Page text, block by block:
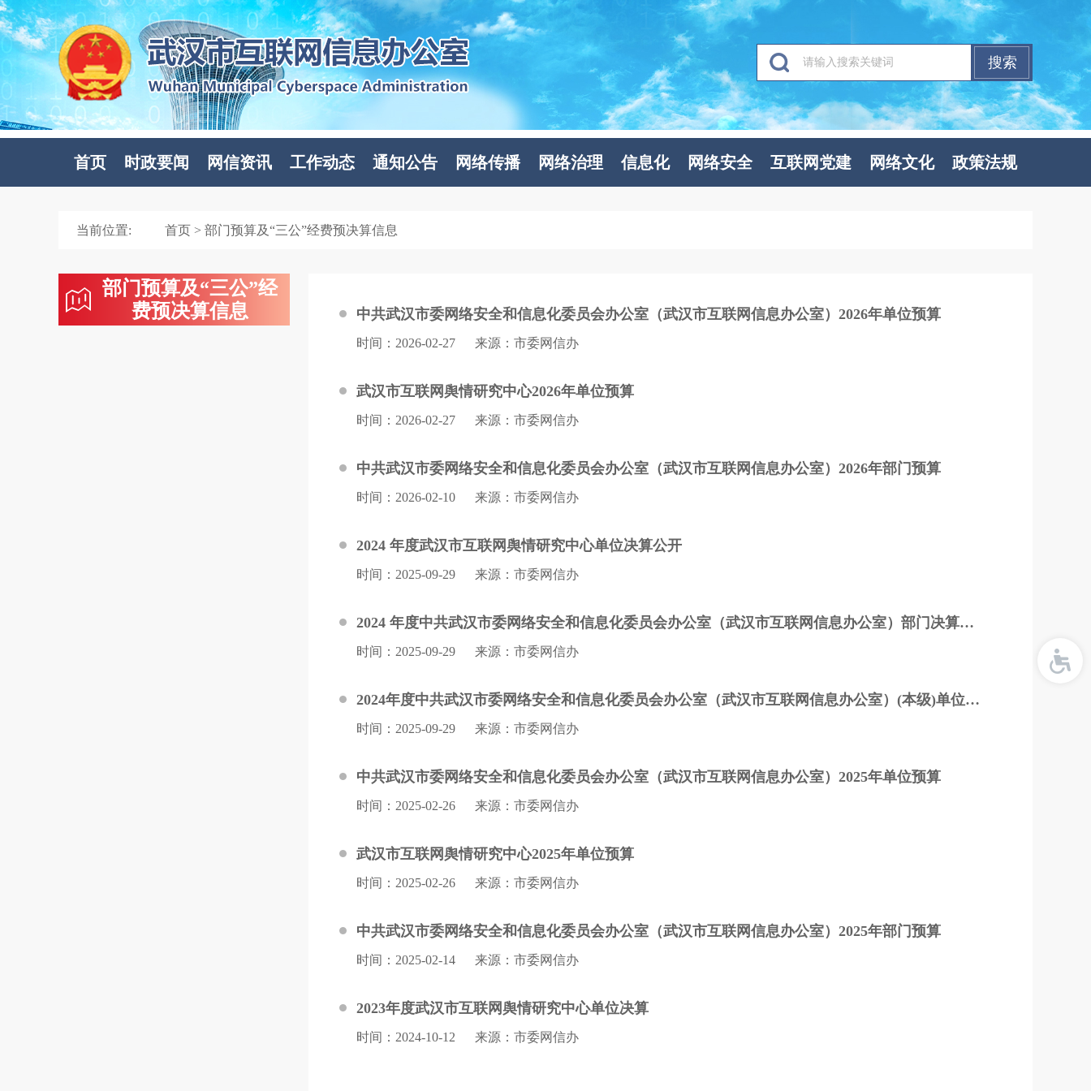
搜索
首页 时政要闻 网信资讯 工作动态 通知公告 网络传播 网络治理 信息化 网络安全 互联网党建 网络文化 政策法规
当前位置: 首页 > 部门预算及“三公”经费预决算信息
部门预算及“三公”经
费预决算信息
中共武汉市委网络安全和信息化委员会办公室（武汉市互联网信息办公室）2026年单位预算
时间：2026-02-27 来源：市委网信办
武汉市互联网舆情研究中心2026年单位预算
时间：2026-02-27 来源：市委网信办
中共武汉市委网络安全和信息化委员会办公室（武汉市互联网信息办公室）2026年部门预算
时间：2026-02-10 来源：市委网信办
2024 年度武汉市互联网舆情研究中心单位决算公开
时间：2025-09-29 来源：市委网信办
2024 年度中共武汉市委网络安全和信息化委员会办公室（武汉市互联网信息办公室）部门决算公开
时间：2025-09-29 来源：市委网信办
2024年度中共武汉市委网络安全和信息化委员会办公室（武汉市互联网信息办公室）(本级)单位决算公开
时间：2025-09-29 来源：市委网信办
中共武汉市委网络安全和信息化委员会办公室（武汉市互联网信息办公室）2025年单位预算
时间：2025-02-26 来源：市委网信办
武汉市互联网舆情研究中心2025年单位预算
时间：2025-02-26 来源：市委网信办
中共武汉市委网络安全和信息化委员会办公室（武汉市互联网信息办公室）2025年部门预算
时间：2025-02-14 来源：市委网信办
2023年度武汉市互联网舆情研究中心单位决算
时间：2024-10-12 来源：市委网信办